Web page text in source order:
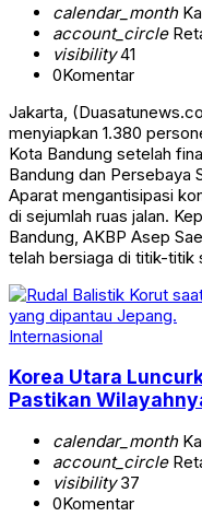
calendar_month
account_circle
visibility41
0Komentar
Jakarta,
menyiapkan 1.380
Kota Bandung setelah
Bandung dan Persebaya
Aparat mengantisipasi
di sejumlah ruas jalan.
Bandung, AKBP Asep
telah bersiaga di titik-
Internasional
Korea Utara
Pastikan
calendar_month
account_circle
visibility37
0Komentar